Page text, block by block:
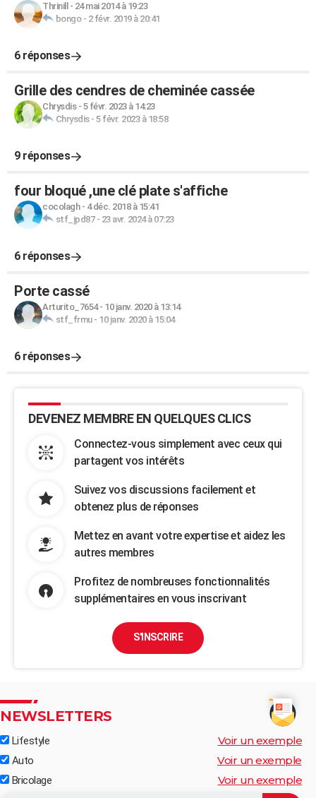
Thrinill - 24 mai 2014 à 19:23
bongo- 2 févr. 2019 à 20:41
6 réponses
Grille des cendres de cheminée cassée
Chrysdis- 5 févr. 2023 à 14:23
Chrysdis- 5 févr. 2023 à 18:58
9 réponses
four bloqué ,une clé plate s'affiche
cocolagh- 4 déc. 2018 à 15:41
stf_jpd87- 23 avr. 2024 à 07:23
6 réponses
Porte cassé
Arturito_7654- 10 janv. 2020 à 13:14
stf_frmu- 10 janv. 2020 à 15:04
6 réponses
DEVENEZ MEMBRE EN QUELQUES CLICS
Connectez-vous simplement avec ceux qui
partagent vos intérêts
Suivez vos discussions facilement et
obtenez plus de réponses
Mettez en avant votre expertise et aidez les
autres membres
Profitez de nombreuses fonctionnalités
supplémentaires en vous inscrivant
S'INSCRIRE
NEWSLETTERS
Lifestyle Voir un exemple
Auto Voir un exemple
Bricolage Voir un exemple